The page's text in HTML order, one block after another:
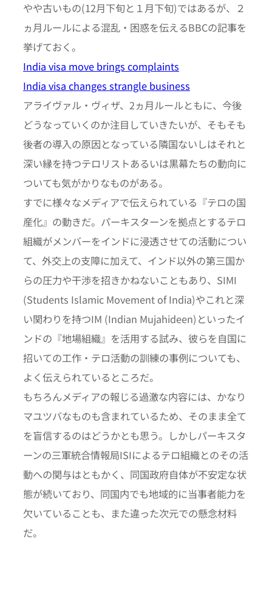
やや古いもの(12月下旬と１月下旬)ではあるが、２
ヵ月ルールによる混乱・困惑を伝えるBBCの記事を
挙げておく。
India visa move brings complaints
India visa changes strangle business
アライヴァル・ヴィザ、2ヵ月ルールともに、今後
どうなっていくのか注目していきたいが、そもそも
後者の導入の原因となっている隣国ないしはそれと
深い縁を持つテロリストあるいは黒幕たちの動向に
ついても気がかりなものがある。
すでに様々なメディアで伝えられている『テロの国
産化』の動きだ。パーキスターンを拠点とするテロ
組織がメンバーをインドに浸透させての活動につい
て、外交上の支障に加えて、インド以外の第三国か
らの圧力や干渉を招きかねないこともあり、SIMI
(Students Islamic Movement of India)やこれと深
い関わりを持つIM (Indian Mujahideen)といったイ
ンドの『地場組織』を活用する試み、彼らを自国に
招いての工作・テロ活動の訓練の事例についても、
よく伝えられているところだ。
もちろんメディアの報じる過激な内容には、かなり
マユツバなものも含まれているため、そのまま全て
を盲信するのはどうかとも思う。しかしパーキスタ
ーンの三軍統合情報局ISIによるテロ組織とのその活
動への関与はともかく、同国政府自体が不安定な状
態が続いており、同国内でも地域的に当事者能力を
欠いていることも、また違った次元での懸念材料
だ。